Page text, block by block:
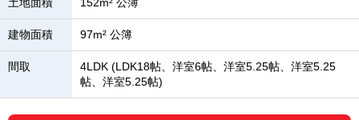
建物面積 97m² 公簿
間取
4LDK (LDK18帖、洋室6帖、洋室5.25帖、洋室5.25
帖、洋室5.25帖)